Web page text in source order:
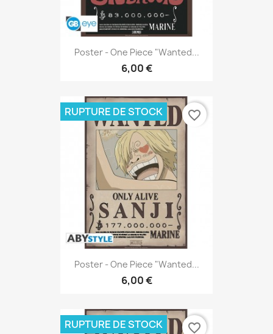
Poster - One Piece "Wanted...
6,00 €
Poster - One Piece "Wanted...
6,00 €
RUPTURE DE STOCK favorite_border
RUPTURE DE STOCK favorite_border